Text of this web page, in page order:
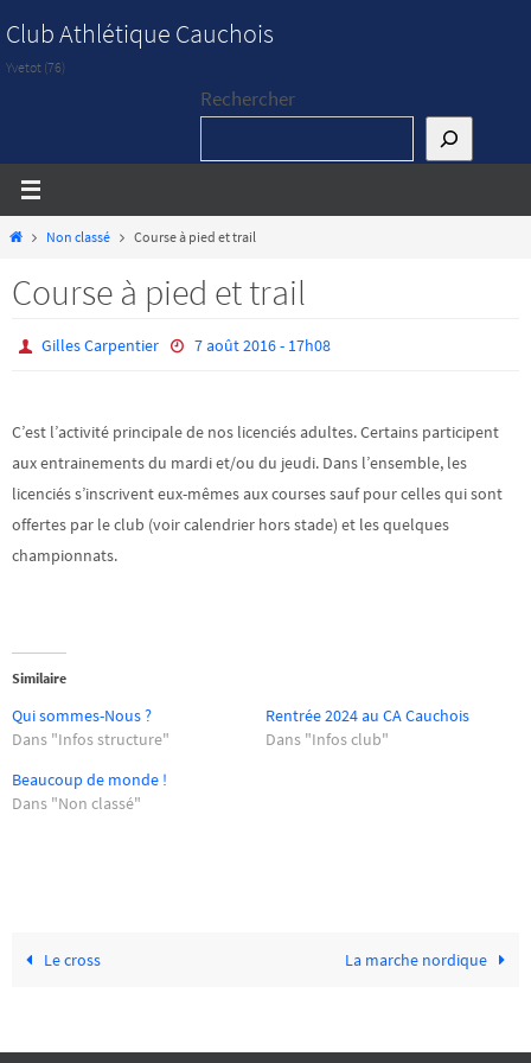
vers
le
Club Athlétique Cauchois
Yvetot (76)
Rechercher
HomeNon classé Course à pied et trail
Course à pied et trail
Gilles Carpentier 7 août 2016 - 17h08
C’est l’activité principale de nos licenciés adultes. Certains participent
aux entrainements du mardi et/ou du jeudi. Dans l’ensemble, les
licenciés s’inscrivent eux-mêmes aux courses sauf pour celles qui sont
offertes par le club (voir calendrier hors stade) et les quelques
championnats.
Similaire
Qui sommes-Nous ?
Dans "Infos structure"
Rentrée 2024 au CA Cauchois
Dans "Infos club"
Beaucoup de monde !
Dans "Non classé"
Le cross La marche nordique